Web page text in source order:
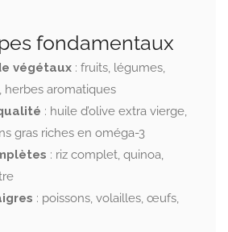
fondamentaux
végétaux : fruits, légumes,
herbes aromatiques
: huile d’olive extra vierge,
gras riches en oméga-3
: riz complet, quinoa,
: poissons, volailles, œufs,